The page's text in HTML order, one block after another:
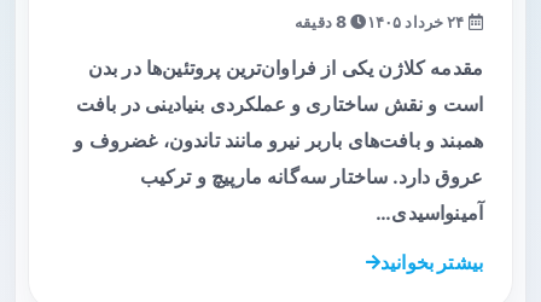
8 دقیقه
مقدمه کلاژن یکی از فراوان‌ترین پروتئین‌ها در بدن
است و نقش ساختاری و عملکردی بنیادینی در بافت
همبند و بافت‌های باربر نیرو مانند تاندون، غضروف و
عروق دارد. ساختار سه‌گانه مارپیچ و ترکیب
آمینواسیدی…
بیشتر بخوانید